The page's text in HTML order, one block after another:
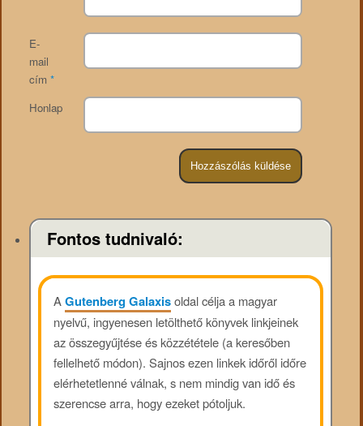
E-
mail
cím *
Honlap
Fontos tudnivaló:
AGutenberg Galaxisoldal célja a magyar
nyelvű, ingyenesen letölthető könyvek linkjeinek
az összegyűjtése és közzététele (a keresőben
fellelhető módon). Sajnos ezen linkek időről időre
elérhetetlenné válnak, s nem mindig van idő és
szerencse arra, hogy ezeket pótoljuk.